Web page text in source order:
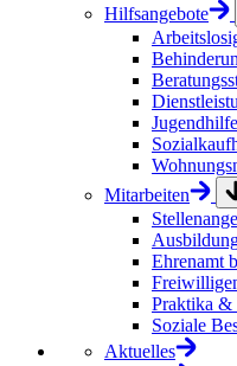
Hilfsangebote
Jugendhilfe
Mitarbeiten
Ehrenamt
Praktika &
Soziale
Aktuelles